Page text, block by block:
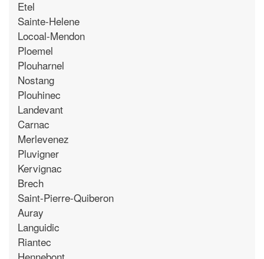
Etel
Sainte-Helene
Locoal-Mendon
Ploemel
Plouharnel
Nostang
Plouhinec
Landevant
Carnac
Merlevenez
Pluvigner
Kervignac
Brech
Saint-Pierre-Quiberon
Auray
Languidic
Riantec
Hennebont